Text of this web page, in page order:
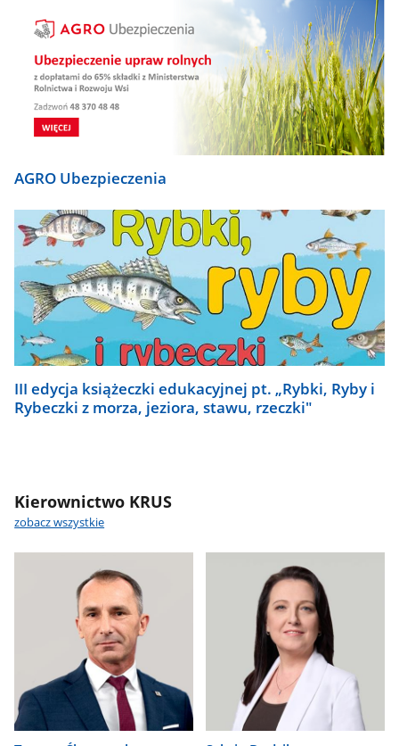
AGRO Ubezpieczenia
III edycja książeczki edukacyjnej pt. „Rybki, Ryby i
Rybeczki z morza, jeziora, stawu, rzeczki"
Kierownictwo KRUS
zobacz wszystkie